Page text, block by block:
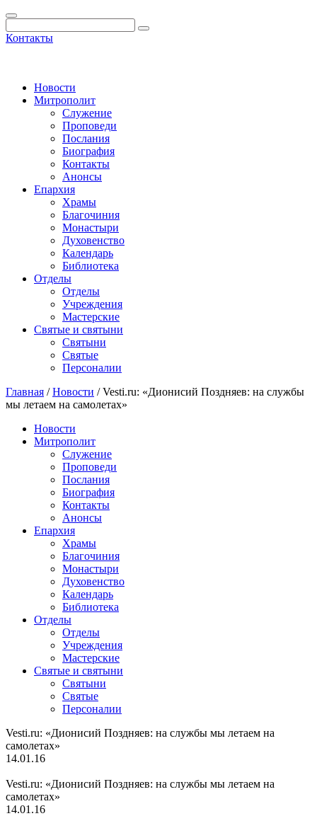
Контакты
Новости
Митрополит
Служение
Проповеди
Послания
Биография
Контакты
Анонсы
Епархия
Храмы
Благочиния
Монастыри
Духовенство
Календарь
Библиотека
Отделы
Отделы
Учреждения
Мастерские
Святые и святыни
Cвятыни
Cвятые
Персоналии
Главная /Новости /Vesti.ru: «Дионисий Поздняев: на службы
мы летаем на самолетах»
Новости
Митрополит
Служение
Проповеди
Послания
Биография
Контакты
Анонсы
Епархия
Храмы
Благочиния
Монастыри
Духовенство
Календарь
Библиотека
Отделы
Отделы
Учреждения
Мастерские
Святые и святыни
Cвятыни
Cвятые
Персоналии
Vesti.ru: «Дионисий Поздняев: на службы мы летаем на
самолетах»
14.01.16
Vesti.ru: «Дионисий Поздняев: на службы мы летаем на
самолетах»
14.01.16